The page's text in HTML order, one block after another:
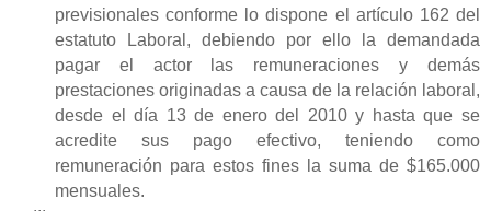
previsionales conforme lo dispone el artículo 162 del
estatuto Laboral, debiendo por ello la demandada
pagar el actor las remuneraciones y demás
prestaciones originadas a causa de la relación laboral,
desde el día 13 de enero del 2010 y hasta que se
acredite sus pago efectivo, teniendo como
remuneración para estos fines la suma de $165.000
mensuales.